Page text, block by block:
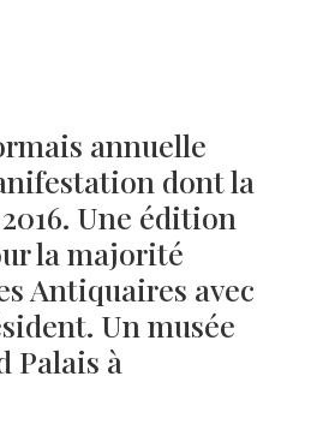
annuelle
dont la
Une édition
la majorité
Antiquaires avec
Un musée
Palais à